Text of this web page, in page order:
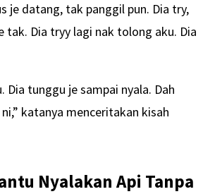
je datang, tak panggil pun. Dia try,
tak. Dia tryy lagi nak tolong aku. Dia
tunggu je sampai nyala. Dah
katanya menceritakan kisah
Nyalakan Api Tanpa